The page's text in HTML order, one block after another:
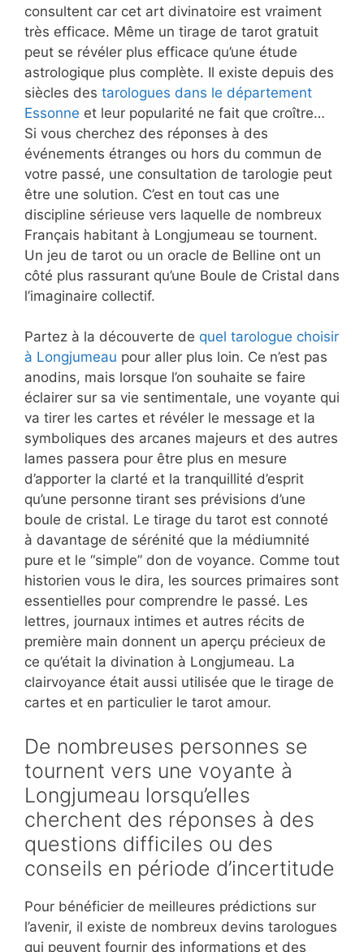
consultent car cet art divinatoire est vraiment
très efficace. Même un tirage de tarot gratuit
peut se révéler plus efficace qu’une étude
astrologique plus complète. Il existe depuis des
siècles des tarologues dans le département
Essonne et leur popularité ne fait que croître…
Si vous cherchez des réponses à des
événements étranges ou hors du commun de
votre passé, une consultation de tarologie peut
être une solution. C’est en tout cas une
discipline sérieuse vers laquelle de nombreux
Français habitant à Longjumeau se tournent.
Un jeu de tarot ou un oracle de Belline ont un
côté plus rassurant qu’une Boule de Cristal dans
l’imaginaire collectif.
Partez à la découverte de quel tarologue choisir
à Longjumeau pour aller plus loin. Ce n’est pas
anodins, mais lorsque l’on souhaite se faire
éclairer sur sa vie sentimentale, une voyante qui
va tirer les cartes et révéler le message et la
symboliques des arcanes majeurs et des autres
lames passera pour être plus en mesure
d’apporter la clarté et la tranquillité d’esprit
qu’une personne tirant ses prévisions d’une
boule de cristal. Le tirage du tarot est connoté
à davantage de sérénité que la médiumnité
pure et le “simple” don de voyance. Comme tout
historien vous le dira, les sources primaires sont
essentielles pour comprendre le passé. Les
lettres, journaux intimes et autres récits de
première main donnent un aperçu précieux de
ce qu’était la divination à Longjumeau. La
clairvoyance était aussi utilisée que le tirage de
cartes et en particulier le tarot amour.
De nombreuses personnes se
tournent vers une voyante à
Longjumeau lorsqu’elles
cherchent des réponses à des
questions difficiles ou des
conseils en période d’incertitude
Pour bénéficier de meilleures prédictions sur
l’avenir, il existe de nombreux devins tarologues
qui peuvent fournir des informations et des